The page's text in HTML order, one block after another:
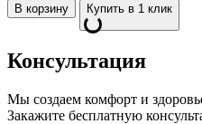
В корзину Купить в 1 клик
Консультация
Мы создаем комфорт и
Закажите бесплатную